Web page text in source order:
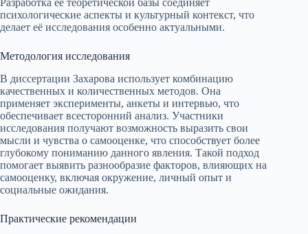
психологические аспекты и культурный контекст, что
делает её исследования особенно актуальными.
Методология исследования
В диссертации Захарова использует комбинацию
качественных и количественных методов. Она
применяет эксперименты, анкеты и интервью, что
обеспечивает всесторонний анализ. Участники
исследования получают возможность выразить свои
мысли и чувства о самооценке, что способствует более
глубокому пониманию данного явления. Такой подход
помогает выявить разнообразие факторов, влияющих на
самооценку, включая окружение, личный опыт и
социальные ожидания.
Практические рекомендации